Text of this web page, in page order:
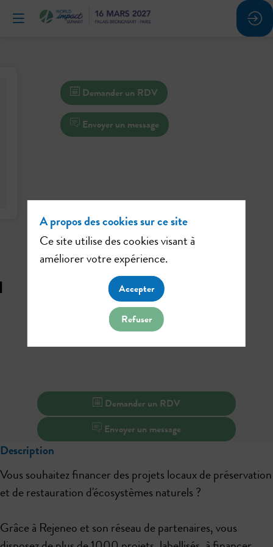
Demander un RDV
Envoyer un message
Demander un RDV
Envoyer un message
Description
Vous souhaitez financer des projets locaux de préservation
et de restauration d'écosystèmes naturels ?
Grâce à Rejeneo et son réseau de partenaires, vous
A propos des cookies sur ce site
Ce site utilise des cookies visant à
améliorer votre expérience.
Accepter
Refuser